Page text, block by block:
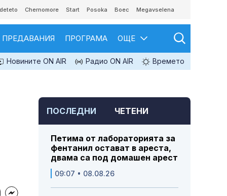
Chernomore Start Posoka Boec Megavselena
ПРЕДАВАНИЯ ПРОГРАМА ОЩЕ
Новините ON AIR Радио ON AIR Времето
ПОСЛЕДНИ ЧЕТЕНИ
Петима от лабораторията за
фентанил остават в ареста,
двама са под домашен арест
09:07 • 08.08.26